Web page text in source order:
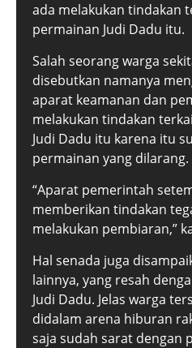
ada melakukan tindakan
permainan Judi Dadu itu.
Salah seorang warga
disebutkan namanya
aparat keamanan dan
melakukan tindakan
Judi Dadu itu karena itu
permainan yang dilarang.
“Aparat pemerintah
memberikan tindakan
melakukan pembiaran,”
Hal senada juga
lainnya, yang resah
Judi Dadu. Jelas warga
didalam arena hiburan
saja sudah sarat dengan